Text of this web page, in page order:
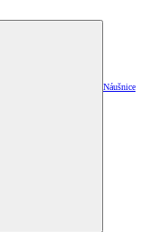
Náušnice